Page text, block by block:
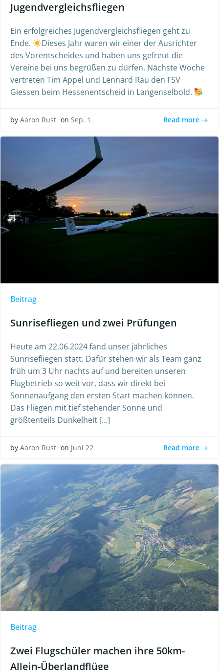
Jugendvergleichsfliegen
Ein erfolgreiches Jugendvergleichsfliegen geht zu
Ende.
Dieses Jahr waren wir einer der Ausrichter
des Vorentscheides und haben uns gefreut die
Vereine bei uns begrüßen zu dürfen. Nächste Woche
vertreten Tim Appel und Lennard Rau den FSV
Giessen beim Hessenentscheid in Langenselbold.
by Aaron Rust on Sep. 1 Read more
Beitrag
Sunrisefliegen und zwei Prüfungen
Heute am 22.06.2024 fand unser jährliches
Sunrisefliegen statt. Dafür stehen wir als Team ganz
früh um 3 Uhr nachts auf und bereiten unseren
Flugbetrieb so weit vor, dass wir direkt bei
Sonnenaufgang den ersten Start machen können.
Das Fliegen mit tief stehender Sonne und
größtenteils Dunkelheit […]
by Aaron Rust on Juni 22 Read more
Beitrag
Zwei Flugschüler machen ihre 50km-
Allein-Überlandflüge